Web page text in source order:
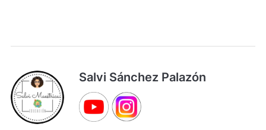
Salvi Sánchez Palazón